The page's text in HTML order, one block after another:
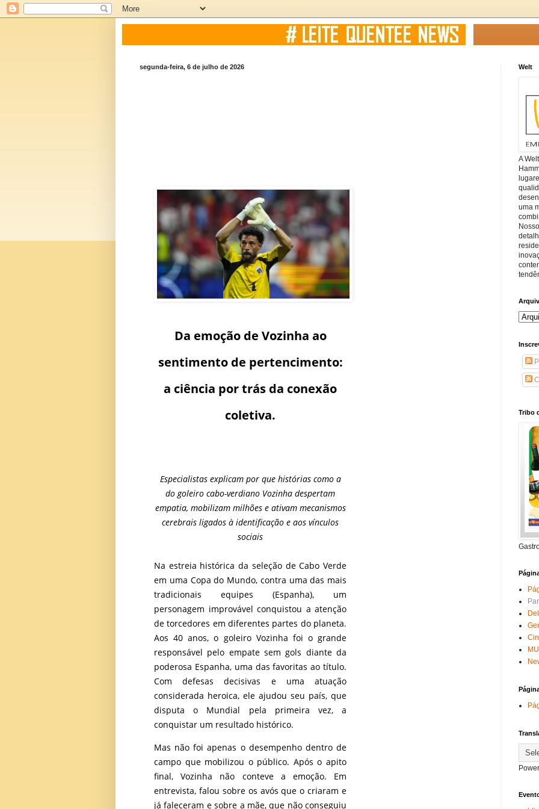
segunda-feira, 6 de julho de 2026
Da emoção de Vozinha ao
sentimento de pertencimento:
a ciência por trás da conexão
coletiva.
Especialistas explicam por que histórias como a
do goleiro cabo-verdiano Vozinha despertam
empatia, mobilizam milhões e ativam mecanismos
cerebrais ligados à identificação e aos vínculos
sociais
Na estreia histórica da seleção de Cabo Verde
em uma Copa do Mundo, contra uma das mais
tradicionais equipes (Espanha), um
personagem improvável conquistou a atenção
de torcedores em diferentes partes do planeta.
Aos 40 anos, o goleiro Vozinha foi o grande
responsável pelo empate sem gols diante da
poderosa Espanha, uma das favoritas ao título.
Com defesas decisivas e uma atuação
considerada heroica, ele ajudou seu país, que
disputa o Mundial pela primeira vez, a
conquistar um resultado histórico.
Mas não foi apenas o desempenho dentro de
campo que mobilizou o público. Após o apito
final, Vozinha não conteve a emoção. Em
entrevista, falou sobre os avós que o criaram e
já faleceram e sobre a mãe, que não conseguiu
Welt
A
uma
Tribo